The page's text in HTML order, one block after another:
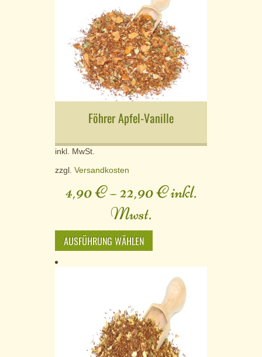
Föhrer Apfel-Vanille
inkl. MwSt.
zzgl. Versandkosten
4,90€–22,90€inkl.
Mwst.
AUSFÜHRUNG WÄHLEN